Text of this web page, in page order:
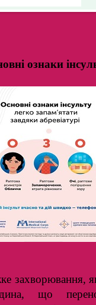
ознаки
захворювання,
що